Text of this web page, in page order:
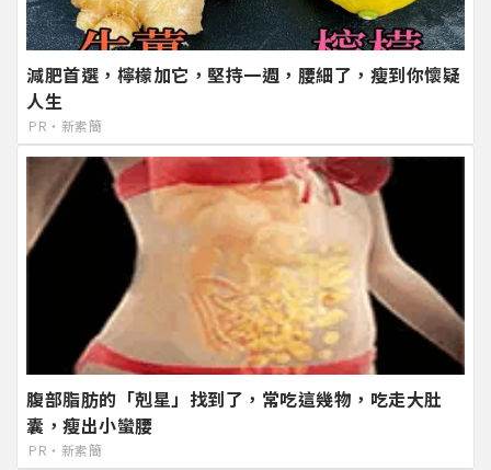
減肥首選，檸檬加它，堅持一週，腰細了，瘦到你懷疑
人生
PR・新素簡
腹部脂肪的「剋星」找到了，常吃這幾物，吃走大肚
囊，瘦出小蠻腰
PR・新素簡